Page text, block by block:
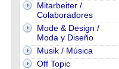
Mitarbeiter /
Colaboradores
Mode & Design /
Moda y Diseño
Musik / Música
Off Topic